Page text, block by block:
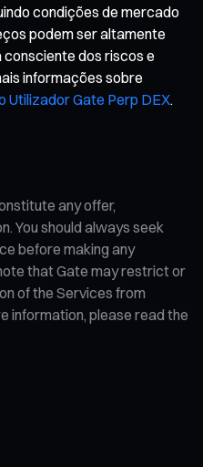
condições de mercado
podem ser altamente
dos riscos e
informações sobre
Utilizador Gate Perp DEX.
any offer,
You should always seek
before making any
that Gate may restrict or
of the Services from
information, please read the